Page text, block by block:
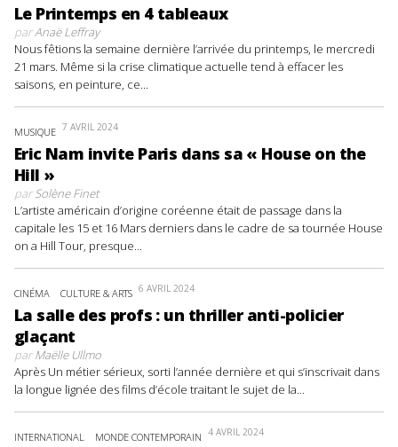
Le Printemps en 4 tableaux
parAnaë Leffray
Nous fêtions la semaine dernière l’arrivée du printemps, le mercredi
21 mars. Même si la crise climatique actuelle tend à effacer les
saisons, en peinture, ce...
MUSIQUE 7 AVRIL 2024
Eric Nam invite Paris dans sa « House on the
Hill »
parSolène Finet
L’artiste américain d’origine coréenne était de passage dans la
capitale les 15 et 16 Mars derniers dans le cadre de sa tournée House
on a Hill Tour, presque...
CINÉMA CULTURE & ARTS 6 AVRIL 2024
La salle des profs : un thriller anti-policier
glaçant
parMaëlle Ullmo
Après Un métier sérieux, sorti l’année dernière et qui s’inscrivait dans
la longue lignée des films d’école traitant le sujet de la...
INTERNATIONAL MONDE CONTEMPORAIN 4 AVRIL 2024